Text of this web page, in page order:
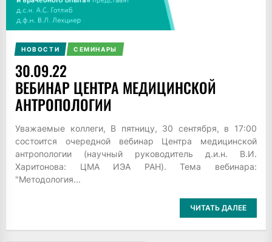
НОВОСТИ СЕМИНАРЫ
30.09.22
ВЕБИНАР ЦЕНТРА МЕДИЦИНСКОЙ
АНТРОПОЛОГИИ
Уважаемые коллеги, В пятницу, 30 сентября, в 17:00
состоится очередной вебинар Центра медицинской
антропологии (научный руководитель д.и.н. В.И.
Харитонова: ЦМА ИЭА РАН). Тема вебинара:
"Методология...
ЧИТАТЬ ДАЛЕЕ